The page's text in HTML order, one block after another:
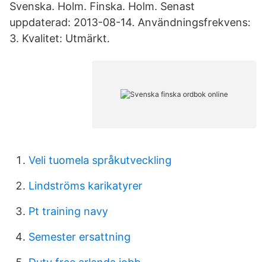
Svenska. Holm. Finska. Holm. Senast
uppdaterad: 2013-08-14. Användningsfrekvens:
3. Kvalitet: Utmärkt.
Veli tuomela språkutveckling
Lindströms karikatyrer
Pt training navy
Semester ersattning